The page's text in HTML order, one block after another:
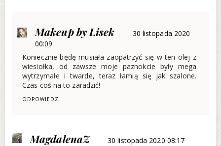
Makeup by Lisek
30 listopada 2020
00:09
Koniecznie będę musiała zaopatrzyć się w ten olej z
wiesiołka, od zawsze moje paznokcie były mega
wytrzymałe i twarde, teraz łamią się jak szalone.
Czas coś na to zaradzić!
ODPOWIEDZ
MagdalenaZ
30 listopada 2020 08:17